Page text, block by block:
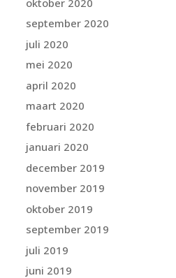
september 2020
juli 2020
mei 2020
april 2020
maart 2020
februari 2020
januari 2020
december 2019
november 2019
oktober 2019
september 2019
juli 2019
juni 2019